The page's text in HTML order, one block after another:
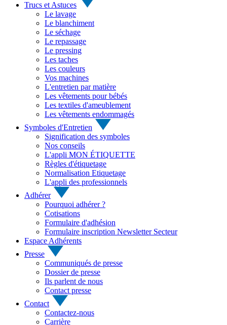
Trucs et Astuces
Le lavage
Le blanchiment
Le séchage
Le repassage
Le pressing
Les taches
Les couleurs
Vos machines
L'entretien par matière
Les vêtements pour bébés
Les textiles d'ameublement
Les vêtements endommagés
Symboles d'Entretien
Signification des symboles
Nos conseils
L'appli MON ÉTIQUETTE
Règles d'étiquetage
Normalisation Etiquetage
L'appli des professionnels
Adhérer
Pourquoi adhérer ?
Cotisations
Formulaire d'adhésion
Formulaire inscription Newsletter Secteur
Espace Adhérents
Presse
Communiqués de presse
Dossier de presse
Ils parlent de nous
Contact presse
Contact
Contactez-nous
Carrière